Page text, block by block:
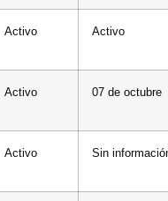
Activo Activo
Activo 07 de octubre
Activo Sin informació